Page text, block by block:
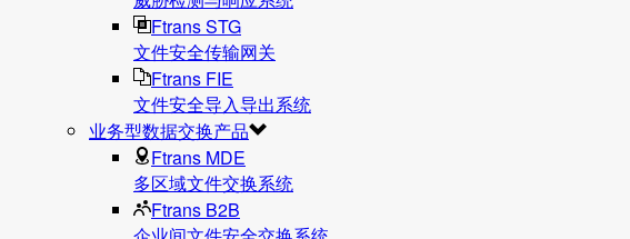
Ftrans STG
文件安全传输网关
Ftrans FIE
文件安全导入导出系统
业务型数据交换产品
Ftrans MDE
多区域文件交换系统
Ftrans B2B